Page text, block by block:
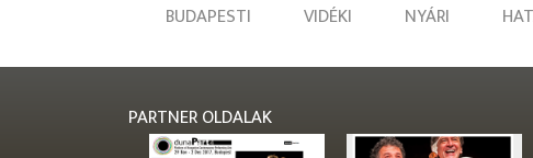
BUDAPESTI VIDÉKI NYÁRI
PARTNER OLDALAK